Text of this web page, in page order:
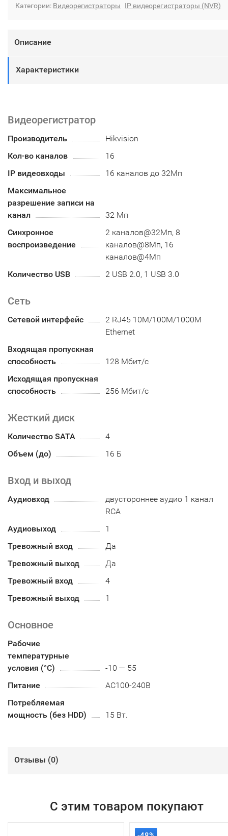
Категории: Видеорегистраторы IP видеорегистраторы (NVR)
Описание
Характеристики
Видеорегистратор
Производитель
Hikvision
Кол-во каналов
16
IP видеовходы
16 каналов до 32Мп
Максимальное
разрешение записи на
канал
32 Мп
Синхронное
воспроизведение
2 каналов@32Мп, 8
каналов@8Мп, 16
каналов@4Мп
Количество USB
2 USB 2.0, 1 USB 3.0
Сеть
Сетевой интерфейс
2 RJ45 10M/100M/1000M
Ethernet
Входящая пропускная
способность
128 Мбит/с
Исходящая пропускная
способность
256 Мбит/с
Жесткий диск
Количество SATA
4
Объем (до)
16 Б
Вход и выход
Аудиовход
двустороннее аудио 1 канал
RCA
Аудиовыход
1
Тревожный вход
Да
Тревожный выход
Да
Тревожный вход
4
Тревожный выход
1
Основное
Рабочие
температурные
условия (°С)
-10 — 55
Питание
AC100-240B
Потребляемая
мощность (без HDD)
15 Вт.
Отзывы (0)
С этим товаром покупают